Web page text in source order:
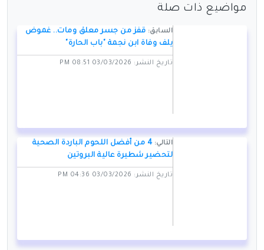
مواضيع ذات صلة
السابق: قفز من جسر معلق ومات.. غموض
يلف وفاة ابن نجمة "باب الحارة"
تاريخ النشر: 03/03/2026 08:51 PM
التالي:
4 من أفضل اللحوم الباردة الصحية
لتحضير شطيرة عالية البروتين
تاريخ النشر: 03/03/2026 04:36 PM